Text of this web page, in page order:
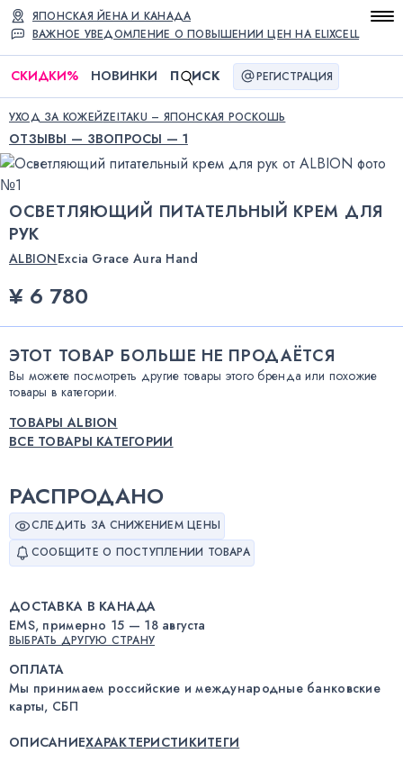
ВАЖНОЕ УВЕДОМЛЕНИЕ О ПОВЫШЕНИИ ЦЕН НА ELIXCELL
ЯПОНСКАЯ ЙЕНА И КАНАДА
СКИДКИ% НОВИНКИ П ИСК РЕГИСТРАЦИЯ
УХОД ЗА КОЖЕЙZEITAKU – ЯПОНСКАЯ РОСКОШЬ
ОТЗЫВЫ — 3ВОПРОСЫ — 1
ОСВЕТЛЯЮЩИЙ ПИТАТЕЛЬНЫЙ КРЕМ ДЛЯ
РУК
ALBIONExcia Grace Aura Hand
¥ 6 780
ЭТОТ ТОВАР БОЛЬШЕ НЕ ПРОДАЁТСЯ
Вы можете посмотреть другие товары этого бренда или похожие
товары в категории.
ТОВАРЫ ALBION
ВСЕ ТОВАРЫ КАТЕГОРИИ
РАСПРОДАНО
СЛЕДИТЬ ЗА СНИЖЕНИЕМ ЦЕНЫ
СООБЩИТЕ О ПОСТУПЛЕНИИ ТОВАРА
ДОСТАВКА В КАНАДА
EMS, примерно 15 — 18 августа
ВЫБРАТЬ ДРУГУЮ СТРАНУ
ОПЛАТА
Мы принимаем российские и международные банковские
карты, СБП
ОПИСАНИЕХАРАКТЕРИСТИКИТЕГИ